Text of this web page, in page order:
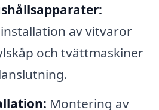
av vitvaror
och tvättmaskiner
Montering av